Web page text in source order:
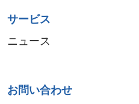
サービス
ニュース
お問い合わせ